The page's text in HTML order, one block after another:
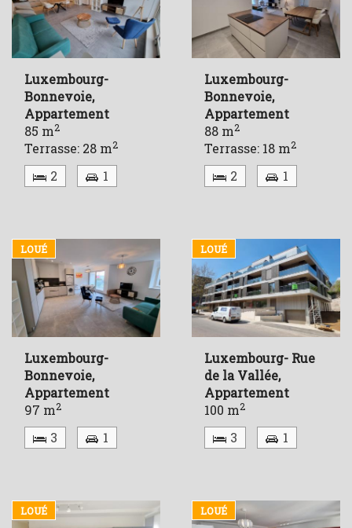
Luxembourg-
Bonnevoie,
Appartement
85 m2
Terrasse: 28 m2
2 1
Luxembourg-
Bonnevoie,
Appartement
88 m2
Terrasse: 18 m2
2 1
LOUÉ
Luxembourg-
Bonnevoie,
Appartement
97 m2
3 1
LOUÉ
Luxembourg- Rue
de la Vallée,
Appartement
100 m2
3 1
LOUÉ LOUÉ